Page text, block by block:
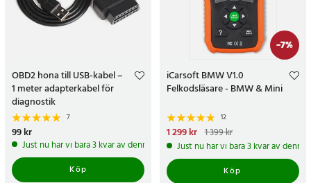
OBD2 hona till USB-kabel –
1 meter adapterkabel för
diagnostik
7
Pris:
99 kr
Just nu har vi bara 3 kvar av denna produkt
Köp
-7%
iCarsoft BMW V1.0
Felkodsläsare - BMW & Mini
12
Nuvarande pris:
1 299 krTidigare pris:1 399 kr
1 299 kr 1 399 kr
Just nu har vi bara 3 kvar av denna
Köp